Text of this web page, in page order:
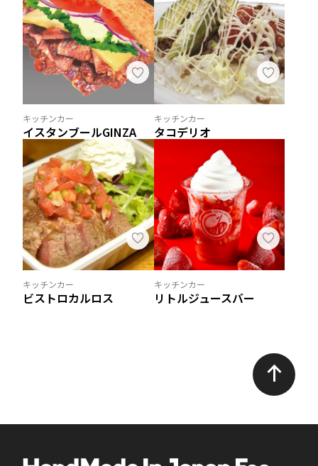
キッチンカー
イスタンブールGINZA
キッチンカー
タコデリオ
キッチンカー
ビストロカルロス
キッチンカー
リトルジュースバー